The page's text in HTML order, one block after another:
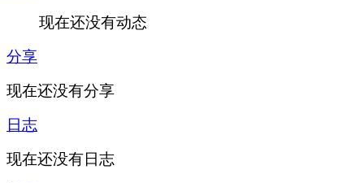
现在还没有动态
分享
现在还没有分享
日志
现在还没有日志